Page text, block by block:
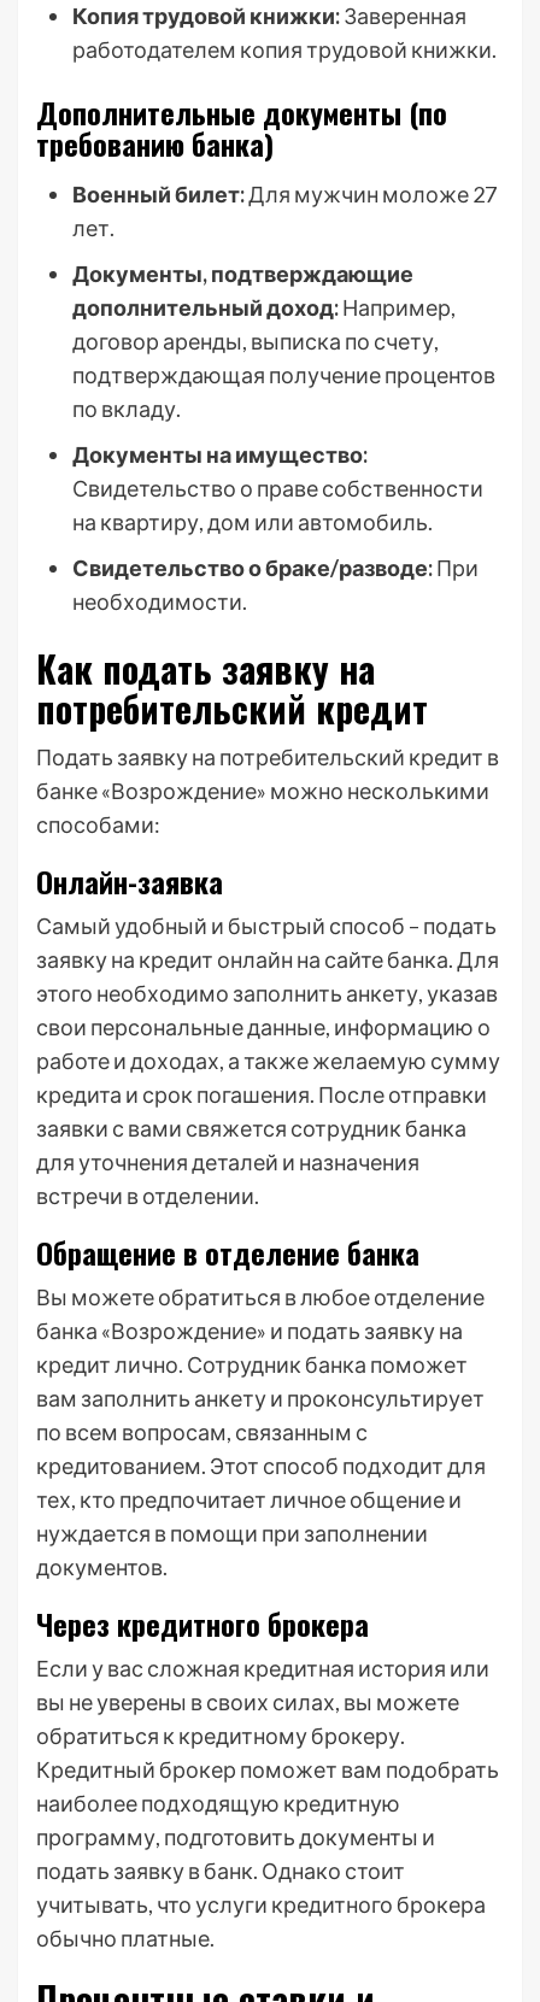
Копия трудовой книжки:Заверенная
работодателем копия трудовой книжки.
Дополнительные документы (по
требованию банка)
Военный билет:Для мужчин моложе 27
лет.
Документы, подтверждающие
дополнительный доход:Например,
договор аренды, выписка по счету,
подтверждающая получение процентов
по вкладу.
Документы на имущество:
Свидетельство о праве собственности
на квартиру, дом или автомобиль.
Свидетельство о браке/разводе:При
необходимости.
Как подать заявку на
потребительский кредит
Подать заявку на потребительский кредит в
банке «Возрождение» можно несколькими
способами:
Онлайн-заявка
Самый удобный и быстрый способ – подать
заявку на кредит онлайн на сайте банка. Для
этого необходимо заполнить анкету, указав
свои персональные данные, информацию о
работе и доходах, а также желаемую сумму
кредита и срок погашения. После отправки
заявки с вами свяжется сотрудник банка
для уточнения деталей и назначения
встречи в отделении.
Обращение в отделение банка
Вы можете обратиться в любое отделение
банка «Возрождение» и подать заявку на
кредит лично. Сотрудник банка поможет
вам заполнить анкету и проконсультирует
по всем вопросам, связанным с
кредитованием. Этот способ подходит для
тех, кто предпочитает личное общение и
нуждается в помощи при заполнении
документов.
Через кредитного брокера
Если у вас сложная кредитная история или
вы не уверены в своих силах, вы можете
обратиться к кредитному брокеру.
Кредитный брокер поможет вам подобрать
наиболее подходящую кредитную
программу, подготовить документы и
подать заявку в банк. Однако стоит
учитывать, что услуги кредитного брокера
обычно платные.